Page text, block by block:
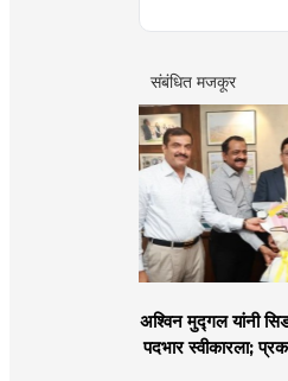
संबंधित मजकूर
अश्विन मुद्गल यांनी
पदभार स्वीकारला;